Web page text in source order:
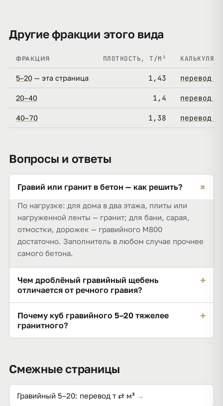
Другие фракции этого вида
ФРАКЦИЯ ПЛОТНОСТЬ, Т/М³
5–20 — эта страница 1,43 перевод →
20–40 1,4 перевод →
40–70 1,38 перевод →
Вопросы и ответы
Гравий или гранит в бетон — как решить? +
По нагрузке: для дома в два этажа, плиты или
нагруженной ленты — гранит; для бани, сарая,
отмостки, дорожек — гравийного М800
достаточно. Заполнитель в любом случае прочнее
самого бетона.
Чем дроблёный гравийный щебень
отличается от речного гравия?
+
которые сцепляются с цементным камнем, у
окатыша — гладкая поверхность. В бетон идёт
Почему куб гравийного 5–20 тяжелее
гранитного?
+
Разница с гранитом невелика, но при заказе
Смежные страницы
Гравийный 5–20: перевод т ⇄ м³ →